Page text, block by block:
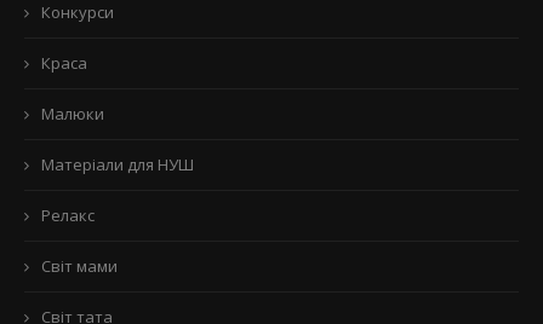
Конкурси
Краса
Малюки
Матеріали для НУШ
Релакс
Світ мами
Світ тата